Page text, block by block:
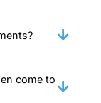
come to